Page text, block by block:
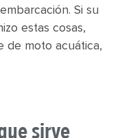
Si su
estas cosas,
de moto acuática,
sirve